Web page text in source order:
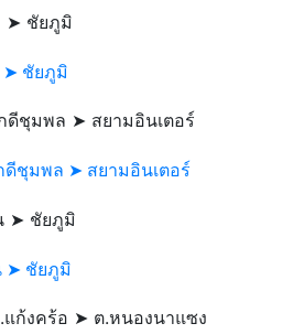
➤ ชัยภูมิ
ชุมพล ➤ สยามอินเตอร์
➤ ชัยภูมิ